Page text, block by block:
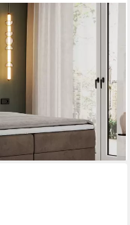
Matratze, Topper
Doppelbett mit